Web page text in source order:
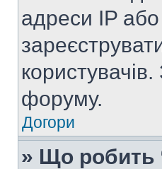
адреси IP або
форуму.
Догори
» Що робить